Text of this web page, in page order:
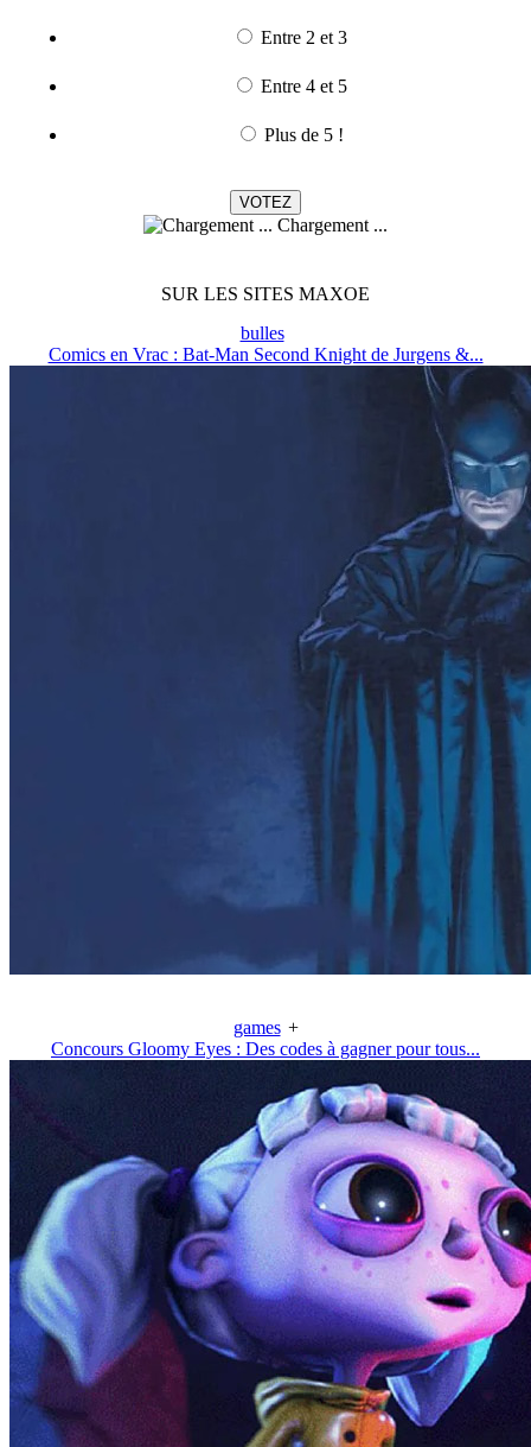
Entre 2 et 3
Entre 4 et 5
Plus de 5 !
Chargement ...
SUR LES SITES MAXOE
bulles
Comics en Vrac : Bat-Man Second Knight de Jurgens &...
games +
Concours Gloomy Eyes : Des codes à gagner pour tous...